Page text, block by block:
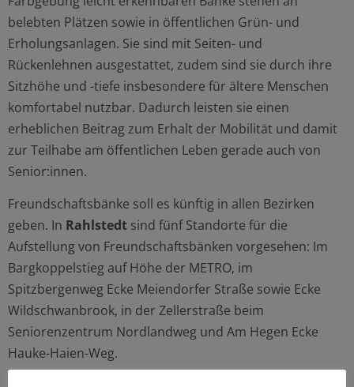
belebten Plätzen sowie in öffentlichen Grün- und
Erholungsanlagen. Sie sind mit Seiten- und
Rückenlehnen ausgestattet, zudem sind sie durch ihre
Sitzhöhe und -tiefe insbesondere für ältere Menschen
komfortabel nutzbar. Dadurch leisten sie einen
erheblichen Beitrag zum Erhalt der Mobilität und damit
zur Teilhabe am öffentlichen Leben gerade auch von
Senior:innen.
Freundschaftsbänke soll es künftig in allen Bezirken
geben. In Rahlstedt sind fünf Standorte für die
Aufstellung von Freundschaftsbänken vorgesehen: Im
Bargkoppelstieg auf Höhe der METRO, im
Spitzbergenweg Ecke Meiendorfer Straße sowie Ecke
Wildschwanbrook, in der Zellerstraße beim
Seniorenzentrum Nordlandweg und Am Hegen Ecke
Hauke-Haien-Weg.